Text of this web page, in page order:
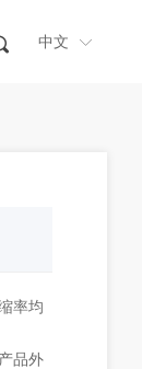
ꀅ
中文 ꀅ
中文
率均
品外